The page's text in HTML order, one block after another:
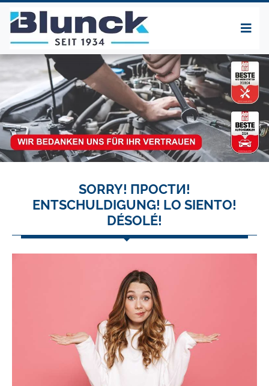
SORRY! ПРОСТИ!
ENTSCHULDIGUNG! LO SIENTO!
DÉSOLÉ!